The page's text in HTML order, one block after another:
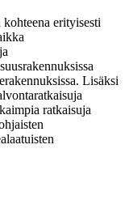
erityisesti
Lisäksi
ratkaisuja